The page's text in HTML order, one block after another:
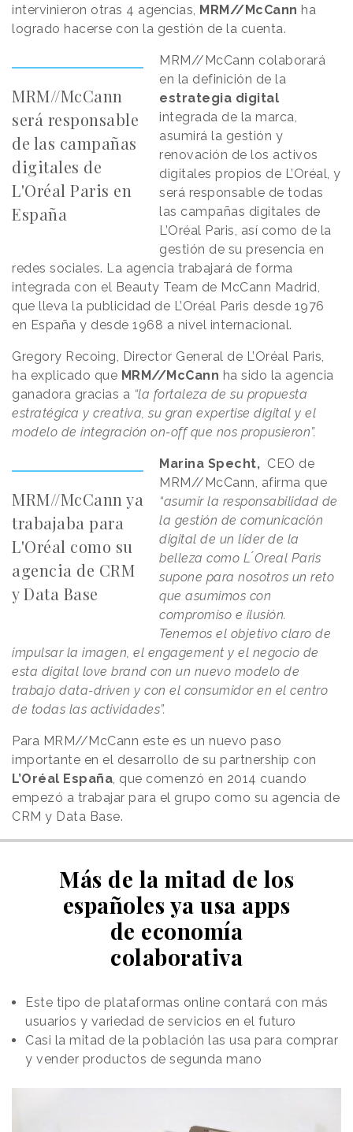
intervinieron otras 4 agencias, MRM//McCann ha
logrado hacerse con la gestión de la cuenta.
MRM//McCann
será responsable
de las campañas
digitales de
L'Oréal Paris en
España
MRM//McCann colaborará
en la definición de la
estrategia digital
integrada de la marca,
asumirá la gestión y
renovación de los activos
digitales propios de L’Oréal, y
será responsable de todas
las campañas digitales de
L’Oréal Paris, así como de la
gestión de su presencia en
redes sociales. La agencia trabajará de forma
integrada con el Beauty Team de McCann Madrid,
que lleva la publicidad de L’Oréal Paris desde 1976
en España y desde 1968 a nivel internacional.
Gregory Recoing, Director General de L’Oréal Paris,
ha explicado que MRM//McCann ha sido la agencia
ganadora gracias a “la fortaleza de su propuesta
estratégica y creativa, su gran expertise digital y el
modelo de integración on-off que nos propusieron”.
MRM//McCann ya
trabajaba para
L'Oréal como su
agencia de CRM
y Data Base
Marina Specht, CEO de
MRM//McCann, afirma que
“asumir la responsabilidad de
la gestión de comunicación
digital de un líder de la
belleza como L ́Oreal Paris
supone para nosotros un reto
que asumimos con
compromiso e ilusión.
Tenemos el objetivo claro de
impulsar la imagen, el engagement y el negocio de
esta digital love brand con un nuevo modelo de
trabajo data-driven y con el consumidor en el centro
de todas las actividades”.
Para MRM//McCann este es un nuevo paso
importante en el desarrollo de su partnership con
L’Oréal España, que comenzó en 2014 cuando
empezó a trabajar para el grupo como su agencia de
CRM y Data Base.
Más de la mitad de los
españoles ya usa apps
de economía
colaborativa
Este tipo de plataformas online contará con más
usuarios y variedad de servicios en el futuro
Casi la mitad de la población las usa para comprar
y vender productos de segunda mano